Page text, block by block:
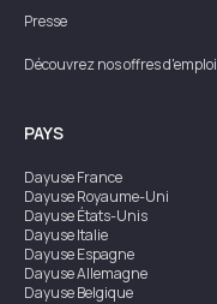
Presse
Découvrez nos offres d'emploi
PAYS
DayuseFrance
DayuseRoyaume-Uni
DayuseÉtats-Unis
DayuseItalie
DayuseEspagne
DayuseAllemagne
DayuseBelgique